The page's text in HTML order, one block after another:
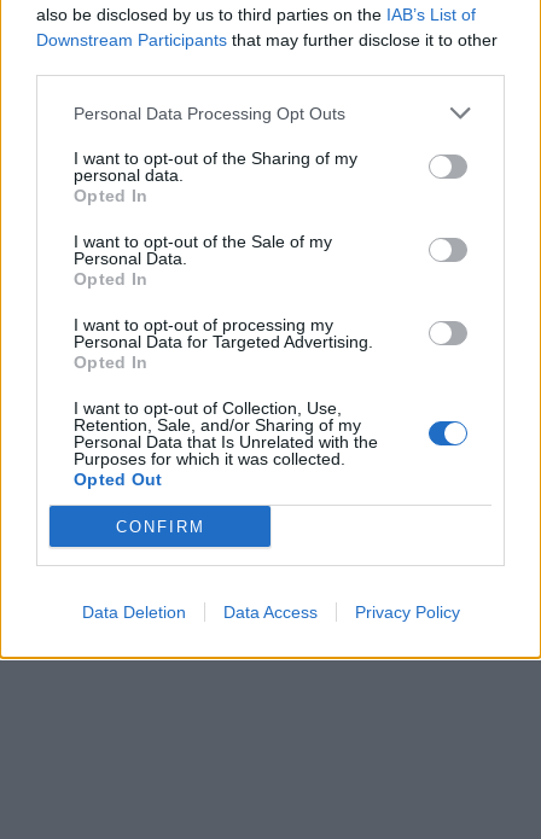
also be disclosed by us to third parties on the IAB’s List of
Downstream Participants that may further disclose it to other
Personal Data Processing Opt Outs
I want to opt-out of the Sharing of my
personal data.
Opted In
I want to opt-out of the Sale of my
Personal Data.
Opted In
I want to opt-out of processing my
Personal Data for Targeted Advertising.
Opted In
I want to opt-out of Collection, Use,
Retention, Sale, and/or Sharing of my
Personal Data that Is Unrelated with the
Purposes for which it was collected.
Opted Out
CONFIRM
Data Deletion Data Access Privacy Policy